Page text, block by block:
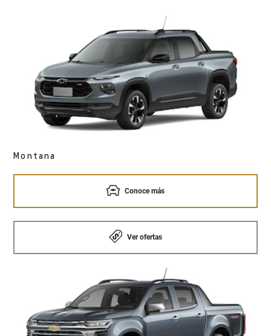
Montana
Conoce más
Ver ofertas